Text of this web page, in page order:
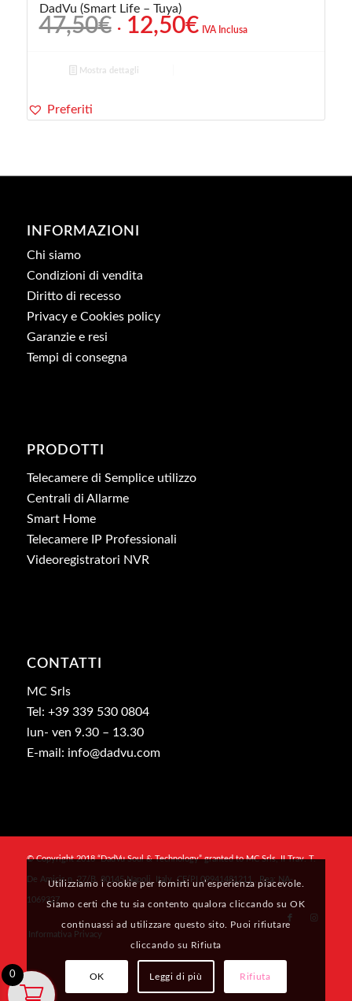
DadVu (Smart Life – Tuya)
47,50€ Il
prezzo
originale
era:
12,50€IlIVA Inclusa
Mostra dettagli
Preferiti
INFORMAZIONI
Chi siamo
Condizioni di vendita
Diritto di recesso
Privacy e Cookies policy
Garanzie e resi
Tempi di consegna
PRODOTTI
Telecamere di Semplice utilizzo
Centrali di Allarme
Smart Home
Telecamere IP Professionali
Videoregistratori NVR
CONTATTI
MC Srls
Tel: +39 339 530 0804
lun- ven 9.30 – 13.30
E-mail: info@dadvu.com
© Copyright 2018 “DadVu Soul & Technology” granted to MC Srls, II Trav. T.
De Amicis n. 27/B, 80145 Napoli, Italy, CF/PI 09941481211 , Rea: NA-
1069327
Informativa Privacy
Utilizziamo i cookie per fornirti un’esperienza piacevole.
Siamo certi che tu sia contento qualora cliccando su OK
continuassi ad utilizzare questo sito. Puoi rifiutare
cliccando su Rifiuta
OK Leggi di più Rifiuta
0